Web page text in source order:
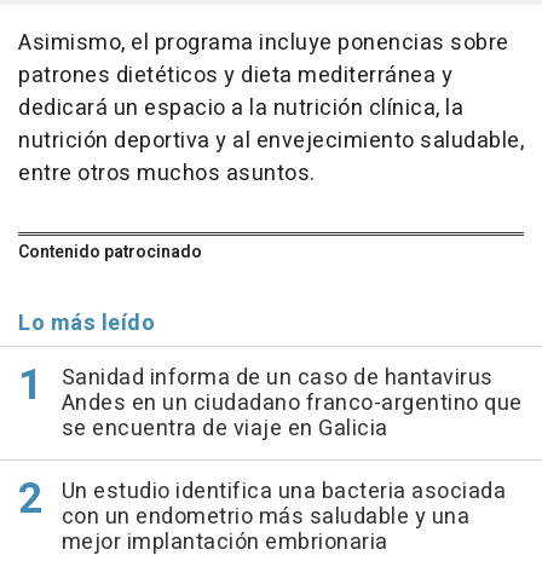
Asimismo, el programa incluye ponencias sobre
patrones dietéticos y dieta mediterránea y
dedicará un espacio a la nutrición clínica, la
nutrición deportiva y al envejecimiento saludable,
entre otros muchos asuntos.
Contenido patrocinado
Lo más leído
Sanidad informa de un caso de hantavirus
Andes en un ciudadano franco-argentino que
se encuentra de viaje en Galicia
Un estudio identifica una bacteria asociada
con un endometrio más saludable y una
mejor implantación embrionaria